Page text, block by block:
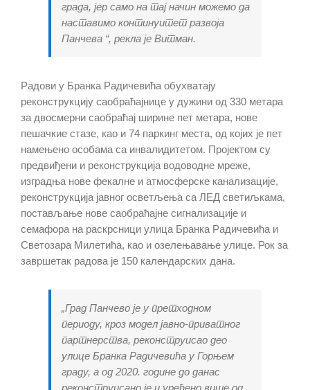
града, јер само на тај начин можемо да
наставимо континуитет развоја
Панчева “, рекла је Витман.
Радови у Бранка Радичевића обухватају
реконструкцију саобраћајнице у дужини од 330 метара
за двосмерни саобраћај ширине пет метара, нове
пешачкие стазе, као и 74 паркинг места, од којих је пет
намењено особама са инвалидитетом. Пројектом су
предвиђени и реконструкција водоводне мреже,
изградња нове фекалне и атмосферске канализације,
реконструкција јавног осветљења са ЛЕД светиљкама,
постављање нове саобраћајне сигнализације и
семафора на раскрсници улица Бранка Радичевића и
Светозара Милетића, као и озелењавање улице. Рок за
завршетак радова је 150 календарских дана.
„Град Панчево је у претходном
периоду, кроз модел јавно-приватног
партнерства, реконструисао део
улице Бранка Радичевића у Горњем
граду, а од 2020. године до данас